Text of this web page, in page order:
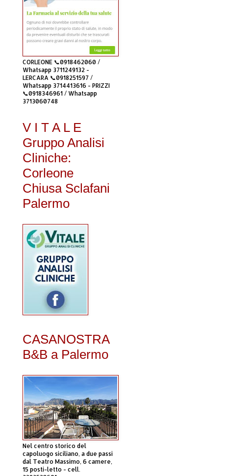
CORLEONE 📞0918462060 /
Whatsapp 3711249132 -
LERCARA 📞0918251597 /
Whatsapp 3714413616 - PRIZZI
📞0918346961 / Whatsapp
3713060748
V I T A L E
Gruppo Analisi
Cliniche:
Corleone
Chiusa Sclafani
Palermo
CASANOSTRA
B&B a Palermo
Nel centro storico del
capoluogo siciliano, a due passi
dal Teatro Massimo, 6 camere,
15 posti-letto - cell.